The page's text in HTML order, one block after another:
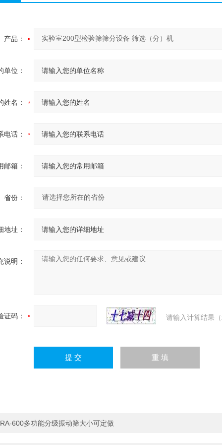
产品：
单位：
姓名：
电话：
邮箱：
省份：
地址：
说明：
证码： 请输入计算结果
RA-600多功能分级振动筛大小可定做